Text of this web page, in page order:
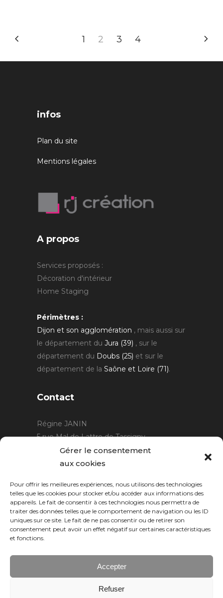
Gérer le consentement
aux cookies
Pour offrir les meilleures expériences, nous utilisons des technologies
telles que les cookies pour stocker et/ou accéder aux informations des
appareils. Le fait de consentir à ces technologies nous permettra de
traiter des données telles que le comportement de navigation ou les ID
uniques sur ce site. Le fait de ne pas consentir ou de retirer son
consentement peut avoir un effet négatif sur certaines caractéristiques
et fonctions.
Accepter
Refuser
1 2 3 4
infos
Plan du site
Mentions légales
A propos
Services proposés :
Décoration d'intérieur
Home Staging
Périmètres :
Dijon et son agglomération , mais aussi sur
le département du Jura (39) , sur le
département du Doubs (25) et sur le
département de la Saône et Loire (71).
Contact
Régine JANIN
5 rue Mal de Lattre de Tassigny
21220 Gevrey Chambertin
06 15 15 80 29
Horaires :sur rendez-vous.